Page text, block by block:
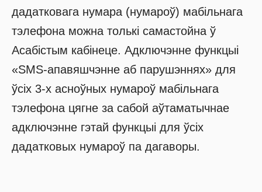
дадатковага нумара (нумароў) мабільнага
тэлефона можна толькі самастойна ў
Асабістым кабінеце. Адключэнне функцыі
«SMS-апавяшчэнне аб парушэннях» для
ўсіх 3-х асноўных нумароў мабільнага
тэлефона цягне за сабой аўтаматычнае
адключэнне гэтай функцыі для ўсіх
дадатковых нумароў па дагаворы.